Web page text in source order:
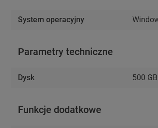
System operacyjny
Parametry techniczne
Dysk 500 GB
Funkcje dodatkowe